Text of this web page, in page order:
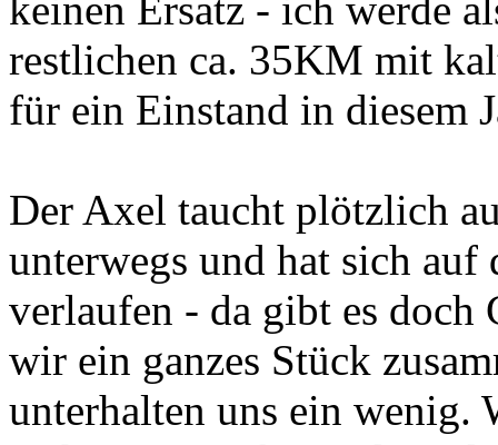
keinen Ersatz - ich werde
restlichen ca. 35KM mit
für ein Einstand in diesem
Der Axel taucht plötzlich
unterwegs und hat sich auf
verlaufen - da gibt es doch
wir ein ganzes Stück
unterhalten uns ein wenig.